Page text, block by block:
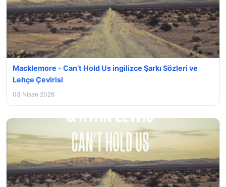
Macklemore - Can’t Hold Us ingilizce Şarkı Sözleri ve
Lehçe Çevirisi
03 Nisan 2026